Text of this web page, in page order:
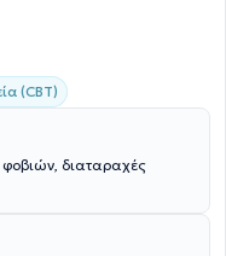
(CBT)
διαταραχές